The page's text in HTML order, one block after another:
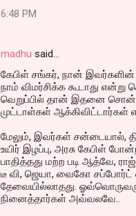
6:48 PM
madhu said…
கேபிள் சங்கர், நான்
நாம் விமர்சிக்க கூடாது
வெறுப்பில் தான் இதனை
முட்டாள்கள் ஆக்கிவிட்டார்கள்
மேலும், இவர்கள் சன்டையால்,
உயிர் இழப்பு, அரசு கேபிள்
பாதித்தது மற்ற படி ஆத்வே,
டீ வி, ஜெயா, வைகோ சப்போர்ட்
தேவையில்லாதது.
நினைத்தார்கள் அவ்வலவே..